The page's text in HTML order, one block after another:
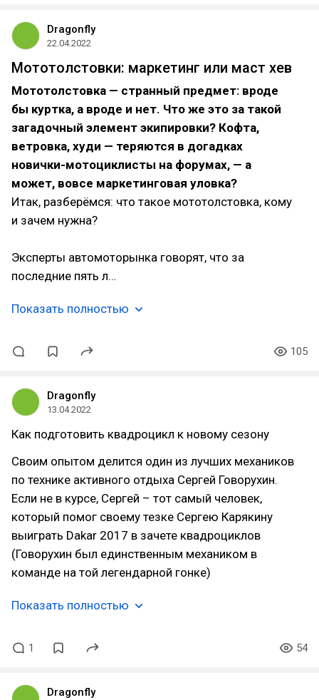
Dragonfly
22.04.2022
Мототолстовки: маркетинг или маст хев
Мототолстовка — странный предмет: вроде
бы куртка, а вроде и нет. Что же это за такой
загадочный элемент экипировки? Кофта,
ветровка, худи — теряются в догадках
новички-мотоциклисты на форумах, — а
может, вовсе маркетинговая уловка?
Итак, разберёмся: что такое мототолстовка, кому
и зачем нужна?
Эксперты автомоторынка говорят, что за
последние пять л…
Показать полностью
105
Dragonfly
13.04.2022
Как подготовить квадроцикл к новому сезону
Своим опытом делится один из лучших механиков
по технике активного отдыха Сергей Говорухин.
Если не в курсе, Сергей – тот самый человек,
который помог своему тезке Сергею Карякину
выиграть Dakar 2017 в зачете квадроциклов
(Говорухин был единственным механиком в
команде на той легендарной гонке)
Показать полностью
1 54
Dragonfly